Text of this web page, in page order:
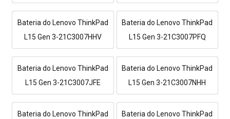
Bateria do Lenovo ThinkPad
L15 Gen 3-21C3007HHV
Bateria do Lenovo ThinkPad
L15 Gen 3-21C3007PFQ
Bateria do Lenovo ThinkPad
L15 Gen 3-21C3007JFE
Bateria do Lenovo ThinkPad
L15 Gen 3-21C3007NHH
Bateria do Lenovo ThinkPad
Bateria do Lenovo ThinkPad